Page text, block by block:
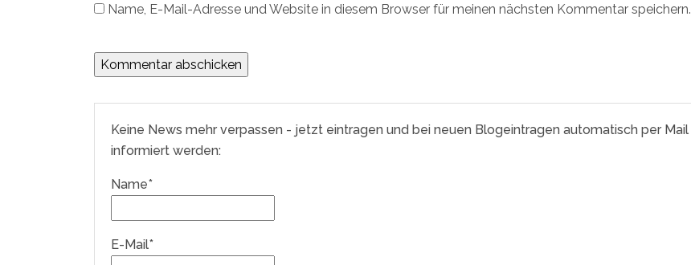
Name, E-Mail-Adresse und Website in diesem Browser für meinen nächsten Kommentar speichern.
Keine News mehr verpassen - jetzt eintragen und bei neuen Blogeintragen automatisch per Mail
informiert werden:
Name*
E-Mail*